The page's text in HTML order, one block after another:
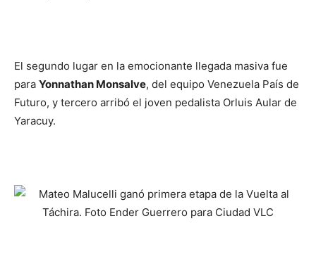
El segundo lugar en la emocionante llegada masiva fue
para Yonnathan Monsalve, del equipo Venezuela País de
Futuro, y tercero arribó el joven pedalista Orluis Aular de
Yaracuy.